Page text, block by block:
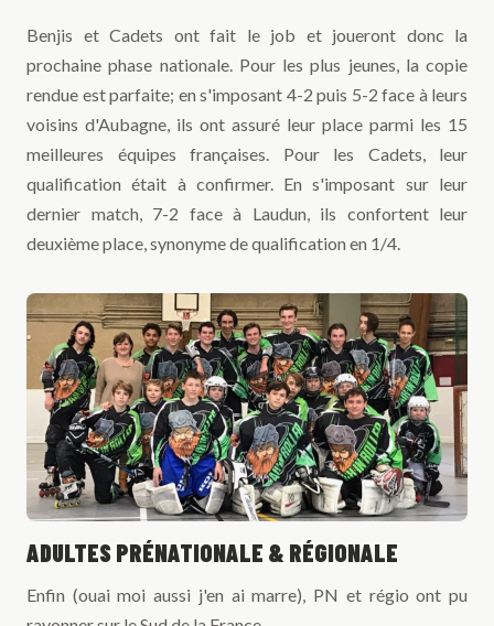
Benjis et Cadets ont fait le job et joueront donc la
prochaine phase nationale. Pour les plus jeunes, la copie
rendue est parfaite; en s'imposant 4-2 puis 5-2 face à leurs
voisins d'Aubagne, ils ont assuré leur place parmi les 15
meilleures équipes françaises. Pour les Cadets, leur
qualification était à confirmer. En s'imposant sur leur
dernier match, 7-2 face à Laudun, ils confortent leur
deuxième place, synonyme de qualification en 1/4.
ADULTES PRÉNATIONALE & RÉGIONALE
Enfin (ouai moi aussi j'en ai marre), PN et régio ont pu